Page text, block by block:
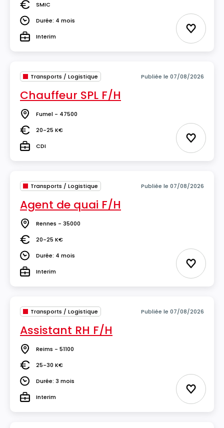
Salaire
SMIC
DuréeDurée: 4 mois
TypeInterim Ajouter
Transports / Logistique Publiée le 07/08/2026
Chauffeur SPL F/H
Lieu Fumel - 47500
Salaire20-25 K€
TypeCDI Ajouter
Transports / Logistique Publiée le 07/08/2026
Agent de quai F/H
Lieu Rennes - 35000
Salaire20-25 K€
DuréeDurée: 4 mois
TypeInterim Ajouter
Transports / Logistique Publiée le 07/08/2026
Assistant RH F/H
Lieu Reims - 51100
Salaire25-30 K€
DuréeDurée: 3 mois
TypeInterim Ajouter